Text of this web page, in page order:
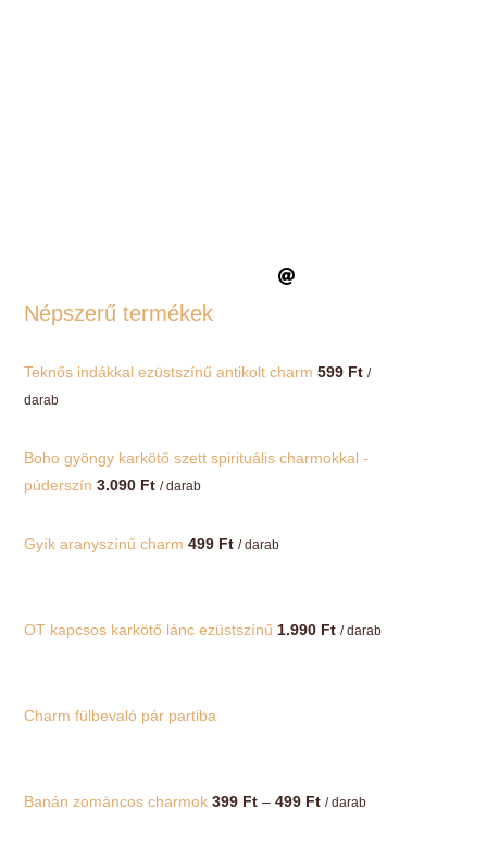
Népszerű termékek
Teknős indákkal ezüstszínű antikolt charm 599 Ft /
darab
Boho gyöngy karkötő szett spirituális charmokkal -
púderszín 3.090 Ft / darab
Gyík aranyszínű charm 499 Ft / darab
OT kapcsos karkötő lánc ezüstszínű 1.990 Ft / darab
Charm fülbevaló pár partiba
Banán zománcos charmok 399 Ft – 499 FtÁrtartomány:
/ darab